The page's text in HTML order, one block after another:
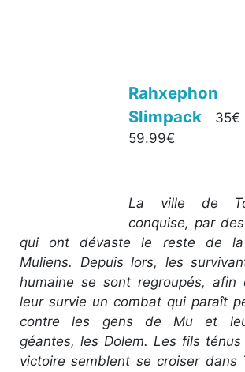
Slimpack
59.99€
La ville de
conquise, par
qui ont dévaste le reste de la
Muliens. Depuis lors, les
humaine se sont regroupés, afin
leur survie un combat qui paraît
contre les gens de Mu et
géantes, les Dolem. Les fils
victoire semblent se croiser dans